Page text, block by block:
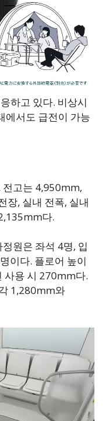
하고 있다. 비상시
에서도 급전이 가능
전고는 4,950mm,
장, 실내 전폭, 실내
다.
원은 좌석 4명, 입
이다. 플로어 높이
사용 시 270mm다.
1,280mm와